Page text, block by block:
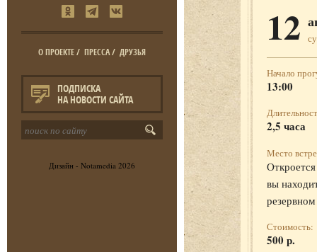
О ПРОЕКТЕ/ ПРЕССА/ ДРУЗЬЯ
ПОДПИСКА
НА НОВОСТИ САЙТА
Дизайн - Notamedia 2026
12
Начало
13:00
2,5 часа
Место
вы
Стоимость:
500 р.